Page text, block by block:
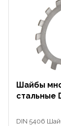
Шайбы
стальные
DIN 5406